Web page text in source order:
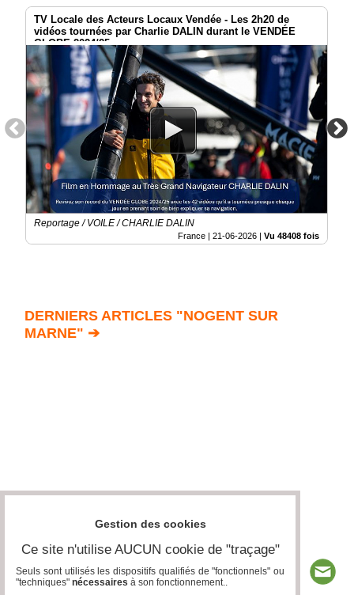
TV Locale des Acteurs Locaux Vendée - Les 2h20 de
vidéos tournées par Charlie DALIN durant le VENDÉE
GLOBE 2024/25
Reportage / VOILE / CHARLIE DALIN
France | 21-06-2026 | Vu 48408 fois
DERNIERS ARTICLES "NOGENT SUR
MARNE" ➔
Gestion des cookies
Ce site n'utilise AUCUN cookie de "traçage"
Seuls sont utilisés les dispositifs qualifiés de "fonctionnels" ou
"techniques" nécessaires à son fonctionnement..